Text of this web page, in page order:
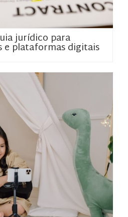
jurídico para
e plataformas digitais